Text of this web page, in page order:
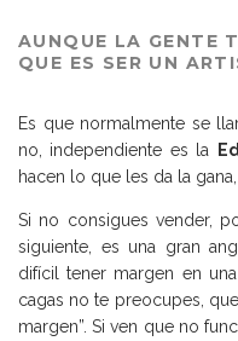
AUNQUE LA GENTE
QUE ES SER UN
Es que normalmente se
no, independiente es la
hacen lo que les da la
Si no consigues vender,
siguiente, es una gran
difícil tener margen en
cagas no te preocupes,
margen”. Si ven que no